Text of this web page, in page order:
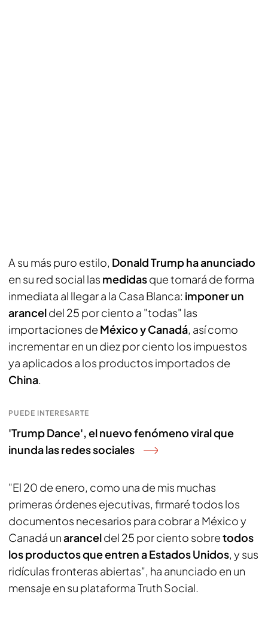
A su más puro estilo, Donald Trump ha anunciado
en su red social las medidasque tomará de forma
inmediata al llegar a la Casa Blanca: imponer un
aranceldel 25 por ciento a "todas" las
importaciones de México y Canadá, así como
incrementar en un diez por ciento los impuestos
ya aplicados a los productos importados de
China.
PUEDE INTERESARTE
'Trump Dance', el nuevo fenómeno viral que
inunda las redes sociales
"El 20 de enero, como una de mis muchas
primeras órdenes ejecutivas, firmaré todos los
documentos necesarios para cobrar a México y
Canadá unaranceldel 25 por ciento sobretodos
los productos que entren a Estados Unidos, y sus
ridículas fronteras abiertas", ha anunciado en un
mensaje en su plataforma Truth Social.